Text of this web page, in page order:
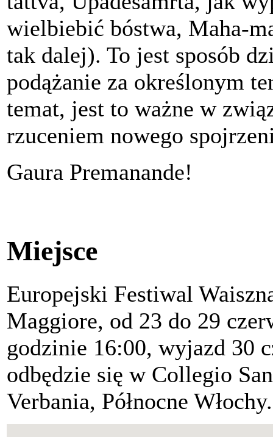
wielbiebić bóstwa, Maha-
tak dalej). To jest sposób
podążanie za określonym
temat, jest to ważne w
rzuceniem nowego
Gaura Premanande!
Miejsce
Europejski Festiwal
Maggiore, od 23 do 29
godzinie 16:00, wyjazd 30
odbędzie się w Collegio
Verbania, Północne Włochy.